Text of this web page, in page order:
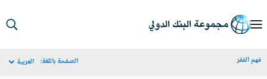
الفقر الصفحة باللغة: العربية